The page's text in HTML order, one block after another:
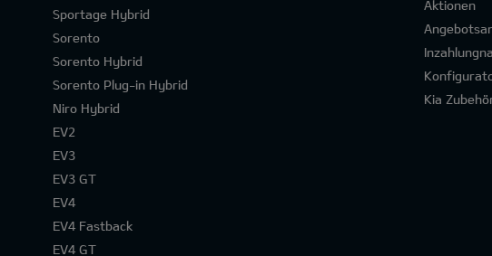
Sportage Hybrid
Sorento
Sorento Hybrid
Sorento Plug-in Hybrid
Niro Hybrid
EV2
EV3
EV3 GT
EV4
EV4 Fastback
EV4 GT
Aktionen
Kia